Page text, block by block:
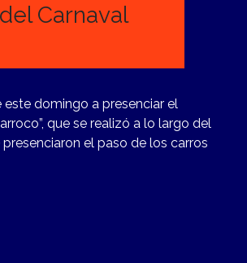
Carnaval
domingo a presenciar el
que se realizó a lo largo del
el paso de los carros